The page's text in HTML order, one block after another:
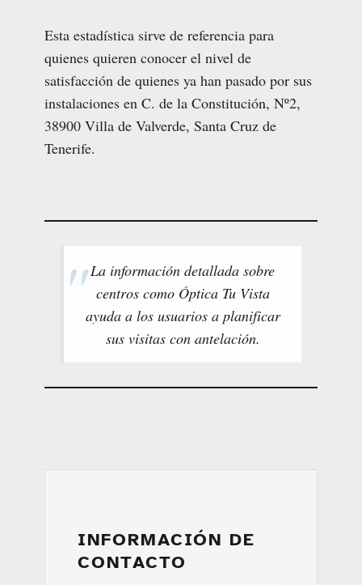
Esta estadística sirve de referencia para
quienes quieren conocer el nivel de
satisfacción de quienes ya han pasado por sus
instalaciones en C. de la Constitución, Nº2,
38900 Villa de Valverde, Santa Cruz de
Tenerife.
La información detallada sobre
centros como Óptica Tu Vista
ayuda a los usuarios a planificar
sus visitas con antelación.
INFORMACIÓN DE
CONTACTO